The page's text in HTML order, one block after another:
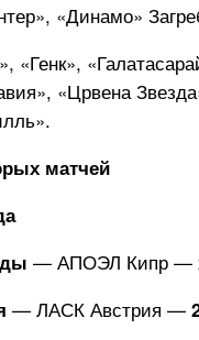
«Динамо»
«Генк»,
«Црвена
матчей
— АПОЭЛ Кипр —
— ЛАСК Австрия —